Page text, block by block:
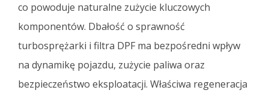
co powoduje naturalne zużycie kluczowych
komponentów. Dbałość o sprawność
turbosprężarki i filtra DPF ma bezpośredni wpływ
na dynamikę pojazdu, zużycie paliwa oraz
bezpieczeństwo eksploatacji. Właściwa regeneracja